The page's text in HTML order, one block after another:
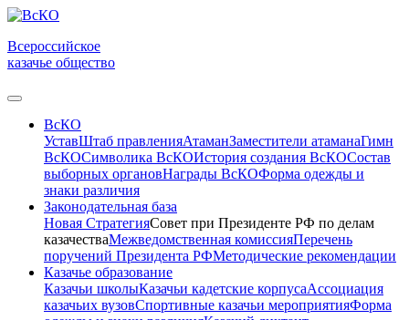
Всероссийское
казачье общество
ВсКО
УставШтаб правленияАтаманЗаместители атаманаГимн
ВсКОСимволика ВсКОИстория создания ВсКОСостав
выборных органовНаграды ВсКОФорма одежды и
знаки различия
Законодательная база
Новая СтратегияСовет при Президенте РФ по делам
казачестваМежведомственная комиссияПеречень
поручений Президента РФМетодические рекомендации
Казачье образование
Казачьи школыКазачьи кадетские корпусаАссоциация
казачьих вузовСпортивные казачьи мероприятияФорма